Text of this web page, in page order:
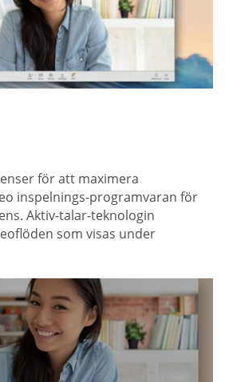
för att maximera
inspelnings-programvaran för
Aktiv-talar-teknologin
som visas under